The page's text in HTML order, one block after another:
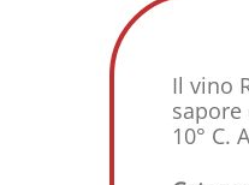
Il vino
10° C.